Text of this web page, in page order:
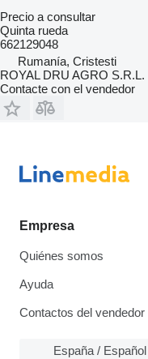
Precio a consultar
Quinta rueda
662129048
Rumanía, Cristesti
ROYAL DRU AGRO S.R.L.
Contacte con el vendedor
Empresa
Quiénes somos
Ayuda
Contactos del vendedor
España / Español